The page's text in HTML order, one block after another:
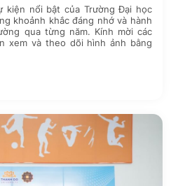
kiện nổi bật của Trường Đại học
khoảnh khắc đáng nhớ và hành
qua từng năm. Kính mời các
xem và theo dõi hình ảnh bằng